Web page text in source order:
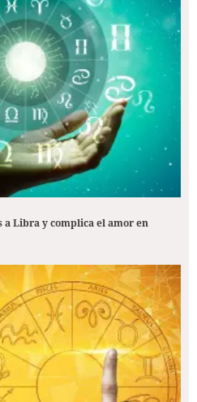
a Libra y complica el amor en